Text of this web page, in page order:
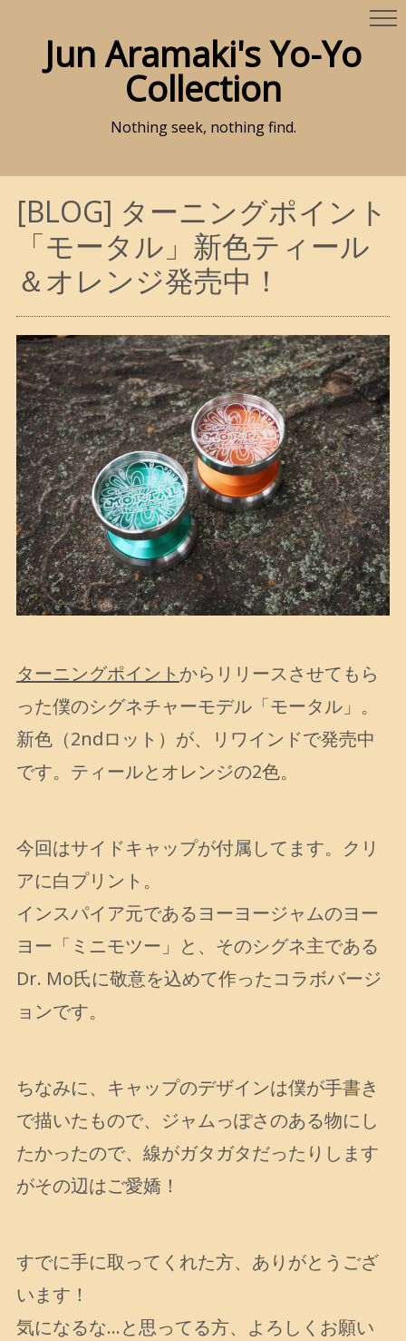
Jun Aramaki's Yo-Yo
Collection
Nothing seek, nothing find.
[BLOG] ターニングポイント
「モータル」新色ティール
＆オレンジ発売中！
ターニングポイント からリリースさせてもら
った僕のシグネチャーモデル「モータル」。
新色（2ndロット）が、リワインドで発売中
です。ティールとオレンジの2色。
今回はサイドキャップが付属してます。クリ
アに白プリント。
インスパイア元であるヨーヨージャムのヨー
ヨー「ミニモツー」と、そのシグネ主である
Dr. Mo氏に敬意を込めて作ったコラボバージ
ョンです。
ちなみに、キャップのデザインは僕が手書き
で描いたもので、ジャムっぽさのある物にし
たかったので、線がガタガタだったりします
がその辺はご愛嬌！
すでに手に取ってくれた方、ありがとうござ
います！
気になるな…と思ってる方、よろしくお願い